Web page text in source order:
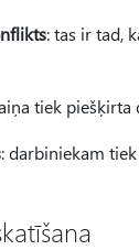
: tas ir tad,
tiek
: darbiniekam